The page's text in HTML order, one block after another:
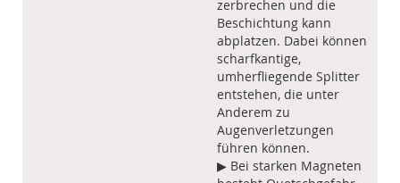
zerbrechen und die
Beschichtung kann
abplatzen. Dabei können
scharfkantige,
umherfliegende Splitter
entstehen, die unter
Anderem zu
Augenverletzungen
führen können.
▶ Bei starken Magneten